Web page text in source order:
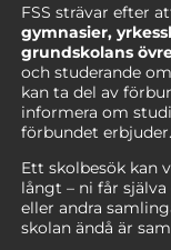
FSS strävar efter
gymnasier,
grundskolans
och studerande
kan ta del av
informera om
förbundet erbjuder.
Ett skolbesök kan
långt – ni får
eller andra
skolan ändå är